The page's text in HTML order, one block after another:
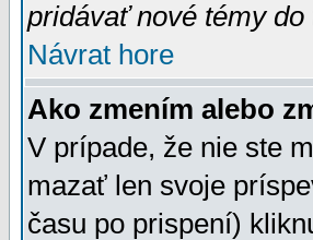
pridávať nové témy
Návrat hore
Ako zmením alebo
V prípade, že nie ste
mazať len svoje
času po prispení)